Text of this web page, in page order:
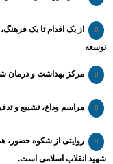
از یک اقدام تا یک
توسعه
مرکز بهداشت و درمان
مراسم وداع، تشییع و
روایتی از شکوه حضور،
شهید انقلاب اسلامی است.